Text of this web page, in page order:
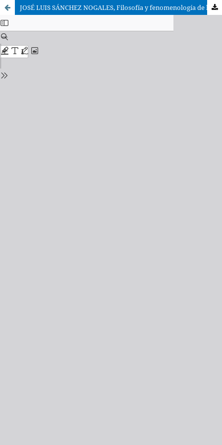
JOSÉ LUIS SÁNCHEZ NOGALES, Filosofía y fenomenología de la religión